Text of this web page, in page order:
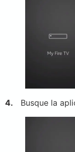
4. Busque la